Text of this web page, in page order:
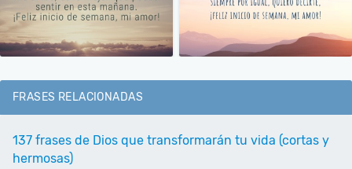
FRASES RELACIONADAS
137 frases de Dios que transformarán tu vida (cortas y
hermosas)